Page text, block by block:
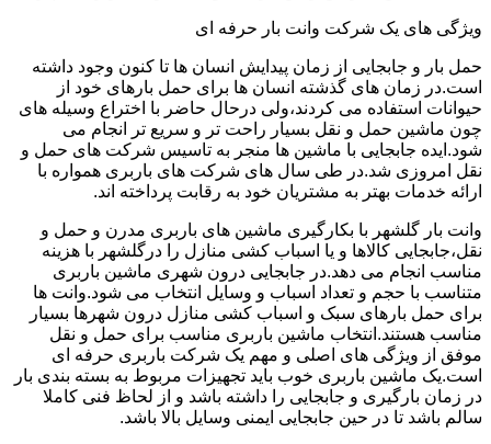
ویژگی های یک شرکت وانت بار حرفه ای
حمل بار و جابجایی از زمان پیدایش انسان ها تا کنون وجود داشته
است.در زمان های گذشته انسان ها برای حمل بارهای خود از
حیوانات استفاده می کردند،ولی درحال حاضر با اختراع وسیله های
چون ماشین حمل و نقل بسیار راحت تر و سریع تر انجام می
شود.ایده جابجایی با ماشین ها منجر به تاسیس شرکت های حمل و
نقل امروزی شد.در طی سال های شرکت های باربری همواره با
ارائه خدمات بهتر به مشتریان خود به رقابت پرداخته اند.
وانت بار گلشهر با بکارگیری ماشین های باربری مدرن و حمل و
نقل،جابجایی کالاها و یا اسباب کشی منازل را درگلشهر با هزینه
مناسب انجام می دهد.در جابجایی درون شهری ماشین باربری
متناسب با حجم و تعداد اسباب و وسایل انتخاب می شود.وانت ها
برای حمل بارهای سبک و اسباب کشی منازل درون شهرها بسیار
مناسب هستند.انتخاب ماشین باربری مناسب برای حمل و نقل
موفق از ویژگی های اصلی و مهم یک شرکت باربری حرفه ای
است.یک ماشین باربری خوب باید تجهیزات مربوط به بسته بندی بار
در زمان بارگیری و جابجایی را داشته باشد و از لحاظ فنی کاملا
سالم باشد تا در حین جابجایی ایمنی وسایل بالا باشد.